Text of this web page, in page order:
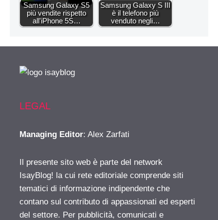
Samsung Galaxy S5
più vendite rispetto
all'iPhone 5S…
Samsung Galaxy S III
è il telefono più
venduto negli…
LEGAL
Managing Editor: Alex Zarfati
Il presente sito web è parte del network
IsayBlog! la cui rete editoriale comprende siti
tematici di informazione indipendente che
contano sul contributo di appassionati ed esperti
del settore. Per pubblicità, comunicati e